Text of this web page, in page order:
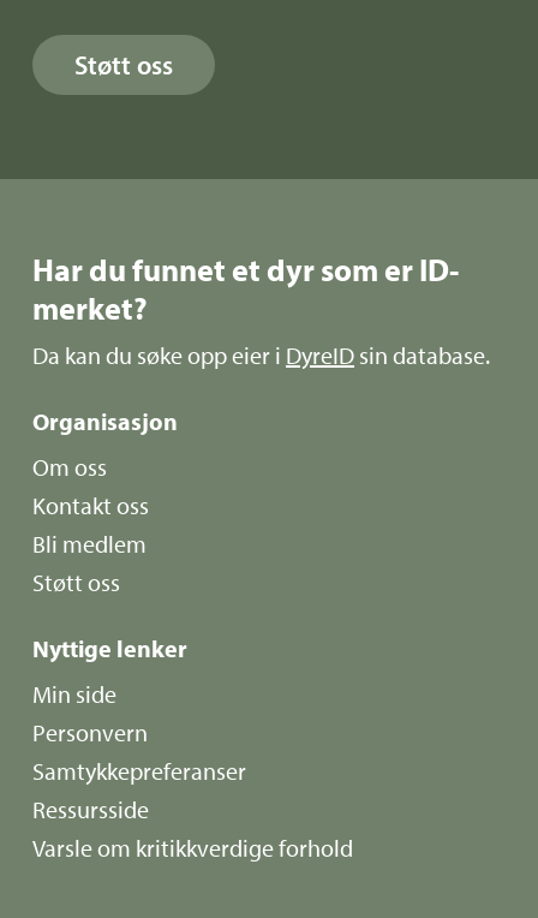
Støtt oss
Har du funnet et dyr som er ID-
merket?
Da kan du søke opp eier i DyreID sin database.
Organisasjon
Om oss
Kontakt oss
Bli medlem
Støtt oss
Nyttige lenker
Min side
Personvern
Samtykkepreferanser
Ressursside
Varsle om kritikkverdige forhold